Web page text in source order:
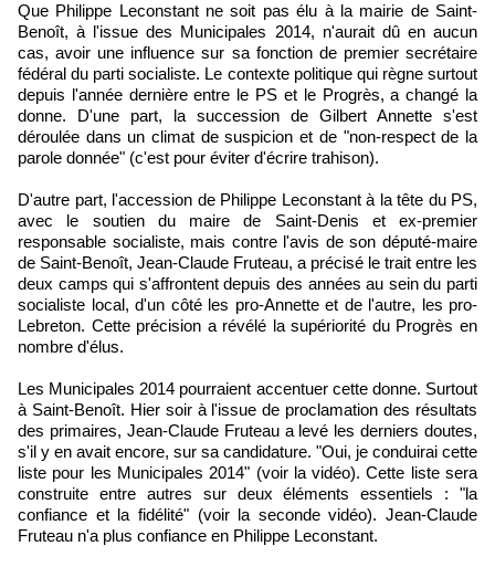
Que Philippe Leconstant ne soit pas élu à la mairie de Saint-
Benoît, à l'issue des Municipales 2014, n'aurait dû en aucun
cas, avoir une influence sur sa fonction de premier secrétaire
fédéral du parti socialiste. Le contexte politique qui règne surtout
depuis l'année dernière entre le PS et le Progrès, a changé la
donne. D'une part, la succession de Gilbert Annette s'est
déroulée dans un climat de suspicion et de "non-respect de la
parole donnée" (c'est pour éviter d'écrire trahison).
D'autre part, l'accession de Philippe Leconstant à la tête du PS,
avec le soutien du maire de Saint-Denis et ex-premier
responsable socialiste, mais contre l'avis de son député-maire
de Saint-Benoît, Jean-Claude Fruteau, a précisé le trait entre les
deux camps qui s'affrontent depuis des années au sein du parti
socialiste local, d'un côté les pro-Annette et de l'autre, les pro-
Lebreton. Cette précision a révélé la supériorité du Progrès en
nombre d'élus.
Les Municipales 2014 pourraient accentuer cette donne. Surtout
à Saint-Benoît. Hier soir à l'issue de proclamation des résultats
des primaires, Jean-Claude Fruteau a levé les derniers doutes,
s'il y en avait encore, sur sa candidature. "Oui, je conduirai cette
liste pour les Municipales 2014" (voir la vidéo). Cette liste sera
construite entre autres sur deux éléments essentiels : "la
confiance et la fidélité" (voir la seconde vidéo). Jean-Claude
Fruteau n'a plus confiance en Philippe Leconstant.